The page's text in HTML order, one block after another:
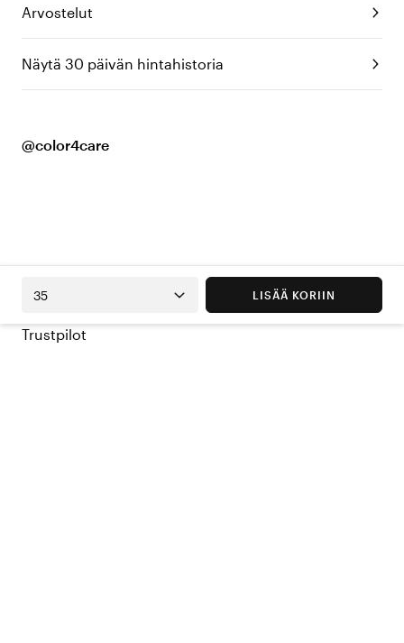
Arvostelut
Näytä 30 päivän hintahistoria
@color4care
35 LISÄÄ KORIIN
Trustpilot